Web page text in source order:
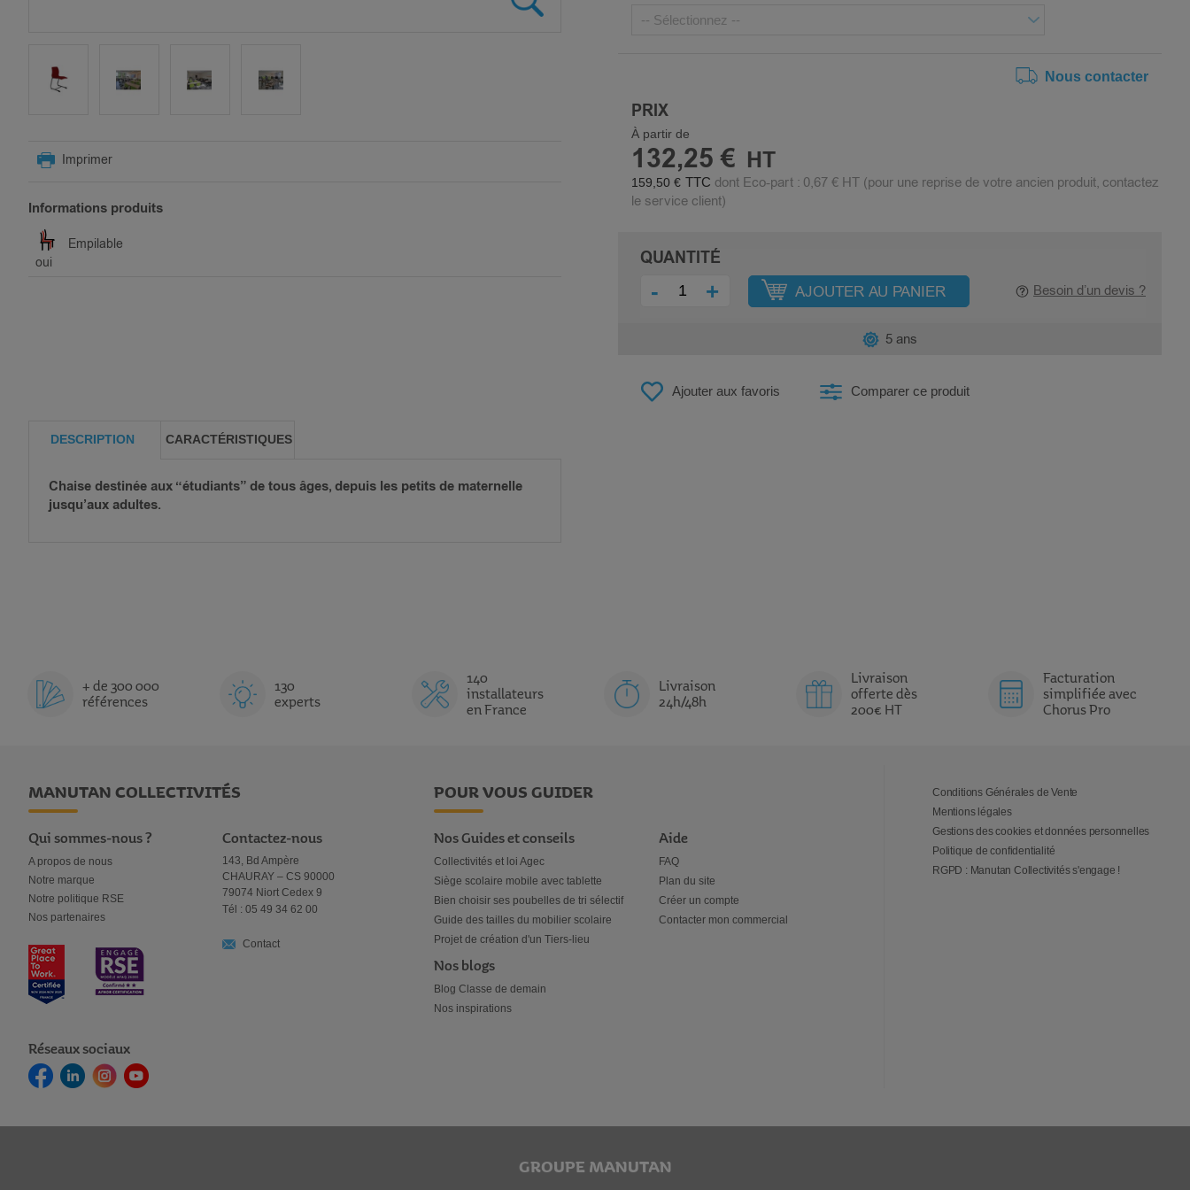
THE
THE
IMAGES
GALLERY
Nous contacter
PRIX
À partir de
132,25 €
159,50 € dont Eco-part : 0,67 €HT (pour une reprise de votre ancien produit, contactez
le service client)
QUANTITÉ
- + AJOUTER AU PANIER Besoin d’un devis ?
Ajouter aux favoris Comparer ce produit
5 ans
Imprimer
Informations produits
oui
Empilable
DESCRIPTION
Chaise destinée aux “étudiants” de tous âges, depuis les petits de maternelle
jusqu’aux adultes.
CARACTÉRISTIQUES
+ de 300 000
références
130
experts
140
installateurs
en France
Livraison
24h/48h
Livraison
offerte dès
200€ HT
Facturation
simplifiée avec
Chorus Pro
MANUTAN COLLECTIVITÉS
Qui sommes-nous ?
A propos de nous
Notre marque
Notre politique RSE
Nos partenaires
Réseaux sociaux
Contactez-nous
143, Bd Ampère
CHAURAY – CS 90000
79074 Niort Cedex 9
Tél : 05 49 34 62 00
Contact
POUR VOUS GUIDER
Nos Guides et conseils
Collectivités et loi Agec
Siège scolaire mobile avec tablette
Bien choisir ses poubelles de tri sélectif
Guide des tailles du mobilier scolaire
Projet de création d'un Tiers-lieu
Nos blogs
Blog Classe de demain
Nos inspirations
Aide
FAQ
Plan du site
Créer un compte
Contacter mon commercial
Conditions Générales de Vente
Mentions légales
Gestions des cookies et données personnelles
Politique de confidentialité
RGPD : Manutan Collectivités s'engage !
GROUPE MANUTAN